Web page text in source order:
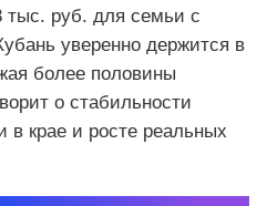
тыс. руб. для семьи с
уверенно держится в
более половины
о стабильности
в крае и росте реальных